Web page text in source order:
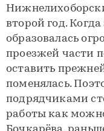
второй год.
образовалась
проезжей части
оставить
поменялась.
подрядчиками
работы как